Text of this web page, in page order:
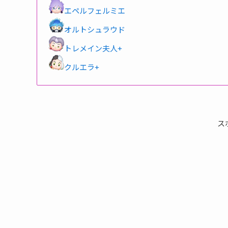
エペルフェルミエ
オルトシュラウド
トレメイン夫人+
クルエラ+
ス